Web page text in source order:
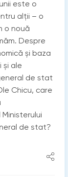
este o
alții – o
o nouă
Despre
și baza
și ale
de stat
Chicu, care
de stat?